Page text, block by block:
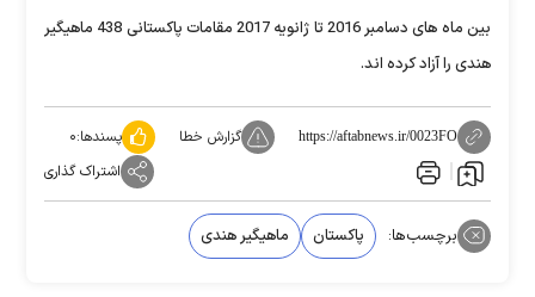
بین ماه های دسامبر 2016 تا ژانویه 2017 مقامات پاکستانی 438 ماهیگیر
هندی را آزاد کرده اند.
https://aftabnews.ir/0023FO گزارش خطا پسندها:۰
اشتراک گذاری
برچسب‌ها: پاکستان ماهیگیر هندی